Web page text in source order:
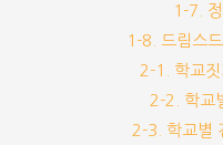
1-7.
1-8. 드림스
2-1. 학교
2-2. 학교
2-3. 학교별